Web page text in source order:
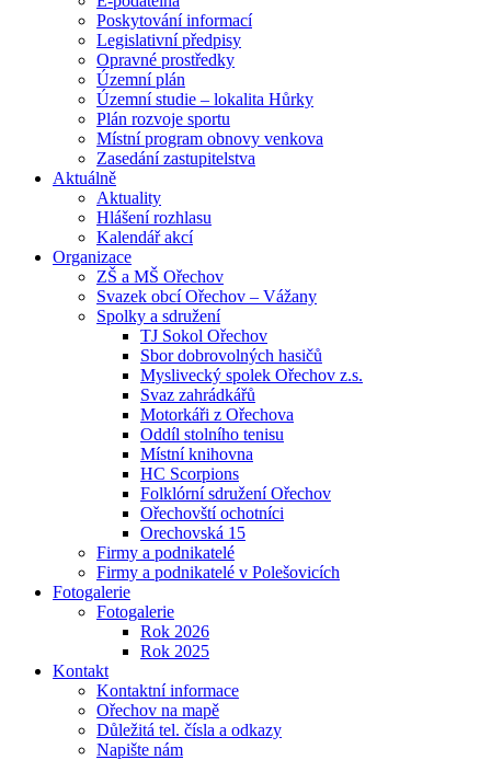
Poskytování informací
Legislativní předpisy
Opravné prostředky
Územní plán
Územní studie – lokalita Hůrky
Plán rozvoje sportu
Místní program obnovy venkova
Zasedání zastupitelstva
Aktuálně
Aktuality
Hlášení rozhlasu
Kalendář akcí
Organizace
ZŠ a MŠ Ořechov
Svazek obcí Ořechov – Vážany
Spolky a sdružení
TJ Sokol Ořechov
Sbor dobrovolných hasičů
Myslivecký spolek Ořechov z.s.
Svaz zahrádkářů
Motorkáři z Ořechova
Oddíl stolního tenisu
Místní knihovna
HC Scorpions
Folklórní sdružení Ořechov
Ořechovští ochotníci
Orechovská 15
Firmy a podnikatelé
Firmy a podnikatelé v Polešovicích
Fotogalerie
Fotogalerie
Rok 2026
Rok 2025
Kontakt
Kontaktní informace
Ořechov na mapě
Důležitá tel. čísla a odkazy
Napište nám